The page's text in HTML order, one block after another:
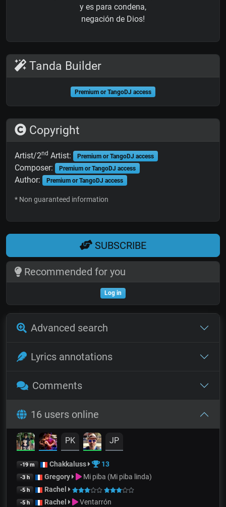
y es para condena,
negación de Dios!
Tanda Builder
Premium or TangoDJ access
Copyright
Artist/2nd Artist: Premium or TangoDJ access
Composer: Premium or TangoDJ access
Author: Premium or TangoDJ access
* Non guaranteed information
SUBSCRIBE
Recommended for you
Log in
Advanced search
Lyrics annotations
Comments
16 users online
PK JP
-19 m Chakkaluss 13
-3 h Gregory Mi piba (Mi piba linda)
-5 h Rachel
-5 h Rachel Ventarrón